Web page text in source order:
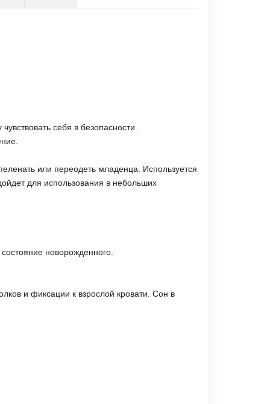
себя в безопасности.
или переодеть младенца. Используется
для использования в небольших
новорожденного.
и фиксации к взрослой кровати. Сон в